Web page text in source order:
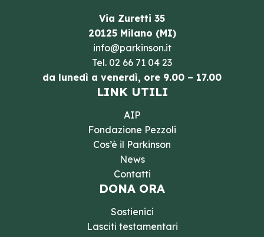
Via Zuretti 35
20125 Milano (MI)
info@parkinson.it
Tel. 02 66 71 04 23
da lunedì a venerdì, ore 9.00 – 17.00
LINK UTILI
AIP
Fondazione Pezzoli
Cos’è il Parkinson
News
Contatti
DONA ORA
Sostienici
Lasciti testamentari